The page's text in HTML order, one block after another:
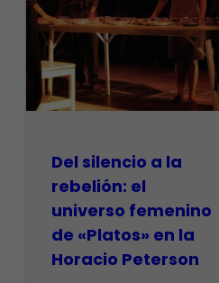
Del silencio a la
rebelión: el
universo femenino
de «Platos» en la
Horacio Peterson